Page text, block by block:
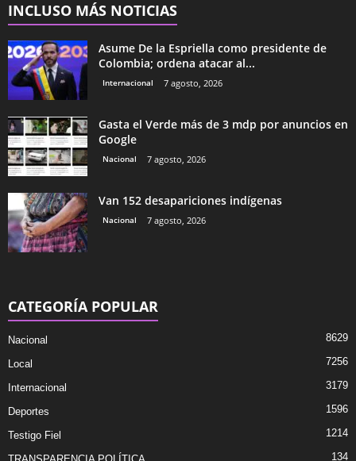
INCLUSO MÁS NOTICIAS
Asume De la Espriella como presidente de
Colombia; ordena atacar al...
Internacional 7 agosto, 2026
Gasta el Verde más de 3 mdp por anuncios en
Google
Nacional 7 agosto, 2026
Van 152 desapariciones indígenas
Nacional 7 agosto, 2026
CATEGORÍA POPULAR
Nacional 8629
Local 7256
Internacional 3179
Deportes 1596
Testigo Fiel 1214
134